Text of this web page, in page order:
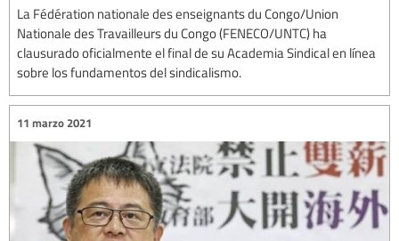
La Fédération nationale des enseignants du Congo/Union
Nationale des Travailleurs du Congo (FENECO/UNTC) ha
clausurado oficialmente el final de su Academia Sindical en línea
sobre los fundamentos del sindicalismo.
11 marzo 2021